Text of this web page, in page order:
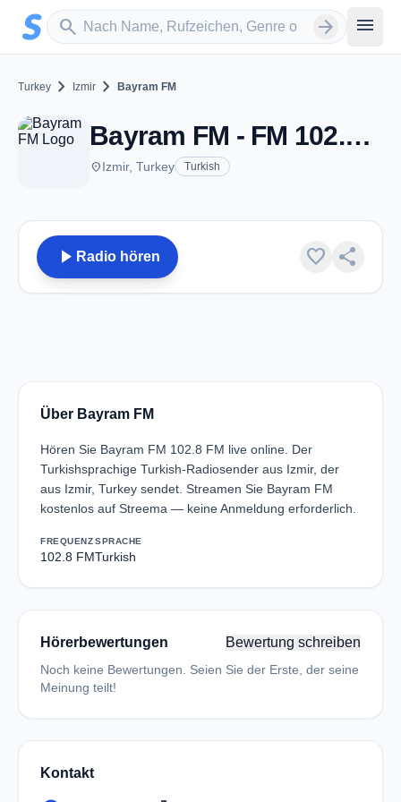
Zum Hauptinhalt springen
search
Sender suchen arrow_forward menu
Turkey chevron_right Izmir chevron_right Bayram FM
Bayram FM - FM 102.8 - Izmir
placeIzmir, Turkey Turkish
play_arrow Radio hören favorite share
Über Bayram FM
Hören Sie Bayram FM 102.8 FM live online. Der
Turkishsprachige Turkish-Radiosender aus Izmir, der
aus Izmir, Turkey sendet. Streamen Sie Bayram FM
kostenlos auf Streema — keine Anmeldung erforderlich.
FREQUENZ
102.8 FM
SPRACHE
Turkish
Hörerbewertungen Bewertung schreiben
Noch keine Bewertungen. Seien Sie der Erste, der seine
Meinung teilt!
Kontakt